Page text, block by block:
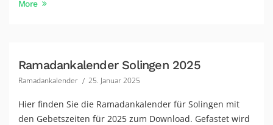
More
Ramadankalender Solingen 2025
Ramadankalender 25. Januar 2025
Hier finden Sie die Ramadankalender für Solingen mit
den Gebetszeiten für 2025 zum Download. Gefastet wird